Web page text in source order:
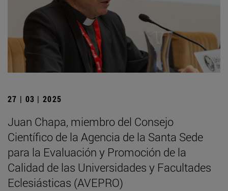
27 | 03 | 2025
Juan Chapa, miembro del Consejo
Científico de la Agencia de la Santa Sede
para la Evaluación y Promoción de la
Calidad de las Universidades y Facultades
Eclesiásticas (AVEPRO)